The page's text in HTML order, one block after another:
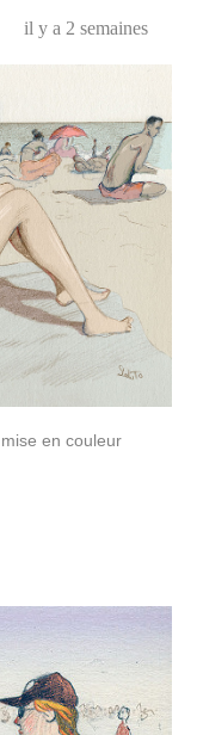
couleur,
2
il y a 2 semaines
en couleur